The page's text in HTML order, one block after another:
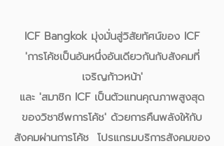
ICF Bangkok มุ่งมั่นสู่วิสัยทัศน์ของ ICF
'การโค้ชเป็นอันหนึ่งอันเดียวกันกับสังคมที่
เจริญก้าวหน้า'
และ 'สมาชิก ICF เป็นตัวแทนคุณภาพสูงสุด
ของวิชาชีพการโค้ช' ด้วยการคืนพลังให้กับ
สังคมผ่านการโค้ช โปรแกรมบริการสังคมของ